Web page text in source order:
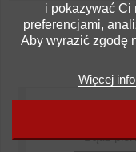
i pokazywać Ci
preferencjami,
Aby wyrazić zgodę
Więcej
Deville są
model
Bądź